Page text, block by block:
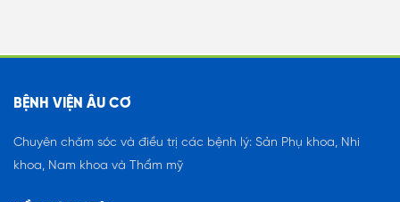
BỆNH VIỆN ÂU CƠ
Chuyên chăm sóc và điều trị các bệnh lý: Sản Phụ khoa, Nhi
khoa, Nam khoa và Thẩm mỹ